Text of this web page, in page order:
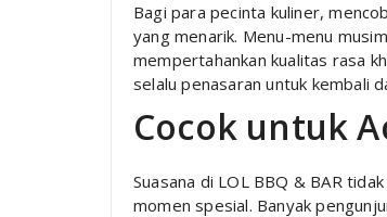
Bagi para pecinta kuliner,
yang menarik. Menu-menu
mempertahankan kualitas rasa
selalu penasaran untuk kembali
Cocok untuk
Suasana di LOL BBQ & BAR
momen spesial. Banyak